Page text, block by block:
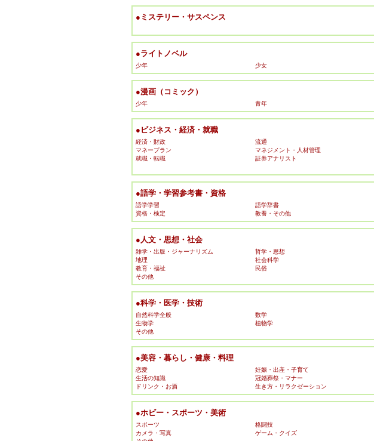
●ミステリー・サスペンス
●ライトノベル
少年 少女
●漫画（コミック）
少年 青年
●ビジネス・経済・就職
経済・財政 流通
マネープラン
マネジメント・人材管理
就職・転職
証券アナリスト
●語学・学習参考書・資格
語学学習 語学辞書
資格・検定
教養・その他
●人文・思想・社会
雑学・出版・ジャーナリズム 哲学・思想
地理
社会科学
教育・福祉
民俗
その他
●科学・医学・技術
自然科学全般 数学
生物学
植物学
その他
●美容・暮らし・健康・料理
恋愛 妊娠・出産・子育て
生活の知識
冠婚葬祭・マナー
ドリンク・お酒
生き方・リラクゼーション
●ホビー・スポーツ・美術
スポーツ 格闘技
カメラ・写真
ゲーム・クイズ